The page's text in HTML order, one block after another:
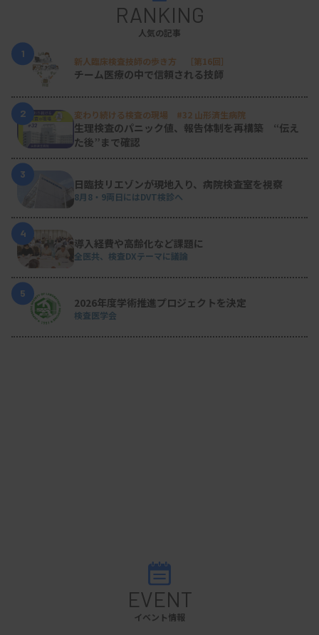
RANKING
人気の記事
1
新人臨床検査技師の歩き方 ［第16回］
チーム医療の中で信頼される技師
2 変わり続ける検査の現場 #32 山形済生病院
生理検査のパニック値、報告体制を再構築 “伝え
た後”まで確認
3
日臨技リエゾンが現地入り、病院検査室を視察
8月8・9両日にはDVT検診へ
4
導入経費や高齢化など課題に
全医共、検査DXテーマに議論
5
2026年度学術推進プロジェクトを決定
検査医学会
EVENT
イベント情報